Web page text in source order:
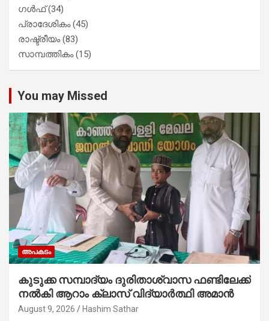
ഗൾഫ്(34)
പ്രാദേശികം(45)
രാഷ്ട്രീയം(83)
സാമ്പത്തികം(15)
You may Missed
അപകടം
കുടുക്ക സമ്പാദ്യം ദുരിതാശ്വാസ ഫണ്ടിലേക്ക്
നൽകി ആറാം ക്ലാസ് വിദ്യാർത്ഥി അമാൻ
August 9, 2026 Hashim Sathar